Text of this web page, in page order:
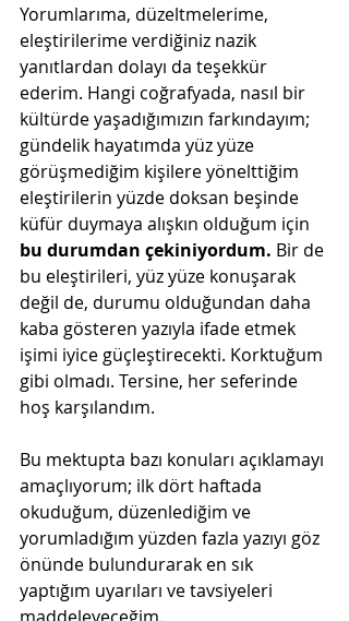
Yorumlarıma, düzeltmelerime,
eleştirilerime verdiğiniz nazik
yanıtlardan dolayı da teşekkür
ederim. Hangi coğrafyada, nasıl bir
kültürde yaşadığımızın farkındayım;
gündelik hayatımda yüz yüze
görüşmediğim kişilere yönelttiğim
eleştirilerin yüzde doksan beşinde
küfür duymaya alışkın olduğum için
bu durumdan çekiniyordum. Bir de
bu eleştirileri, yüz yüze konuşarak
değil de, durumu olduğundan daha
kaba gösteren yazıyla ifade etmek
işimi iyice güçleştirecekti. Korktuğum
gibi olmadı. Tersine, her seferinde
hoş karşılandım.
Bu mektupta bazı konuları açıklamayı
amaçlıyorum; ilk dört haftada
okuduğum, düzenlediğim ve
yorumladığım yüzden fazla yazıyı göz
önünde bulundurarak en sık
yaptığım uyarıları ve tavsiyeleri